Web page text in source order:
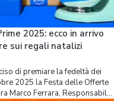
2025: ecco in arrivo
sui regali natalizi
di premiare la fedeltà dei
2025 la Festa delle Offerte
Marco Ferrara, Responsabile